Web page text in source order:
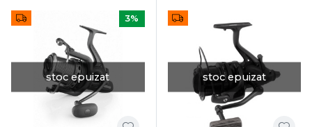
stoc epuizat
3%
stoc epuizat